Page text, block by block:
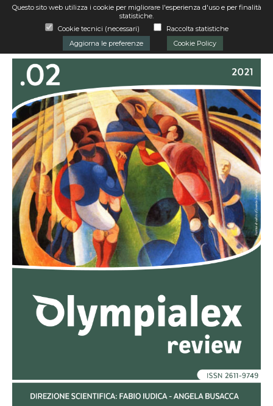
Apri
Questo sito web utilizza i cookie per migliorare l'esperienza d'uso e per finalità
statistiche.
Cookie tecnici (necessari)
Raccolta statistiche
Aggiorna le preferenze
Cookie Policy